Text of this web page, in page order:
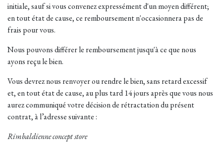
initiale, sauf si vous convenez expressément d'un moyen différent;
en tout état de cause, ce remboursement n'occasionnera pas de
frais pour vous.
Nous pouvons différer le remboursement jusqu'à ce que nous
ayons reçu le bien.
Vous devrez nous renvoyer ou rendre le bien, sans retard excessif
et, en tout état de cause, au plus tard 14 jours après que vous nous
aurez communiqué votre décision de rétractation du présent
contrat, à l’adresse suivante :
Rimbaldienne concept store